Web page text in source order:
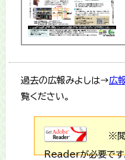
過去の広報みよしは→広
覧ください。
※
Readerが必要です